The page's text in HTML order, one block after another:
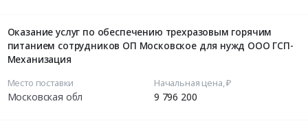
Оказание услуг по обеспечению трехразовым горячим
питанием сотрудников ОП Московское для нужд ООО ГСП-
Механизация
Место поставки
Московская обл
Начальная цена, ₽
9 796 200